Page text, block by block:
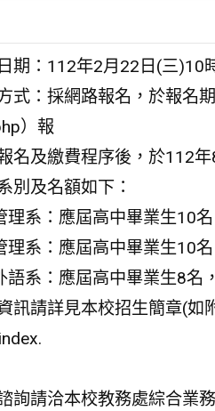
期：112年2月22日(三)10
式：採網路報名，於報名
）報
名及繳費程序後，於112
別及名額如下：
理系：應屆高中畢業生10
理系：應屆高中畢業生10
語系：應屆高中畢業生8名
訊請詳見本校招生簡章(
詢請洽本校教務處綜合業